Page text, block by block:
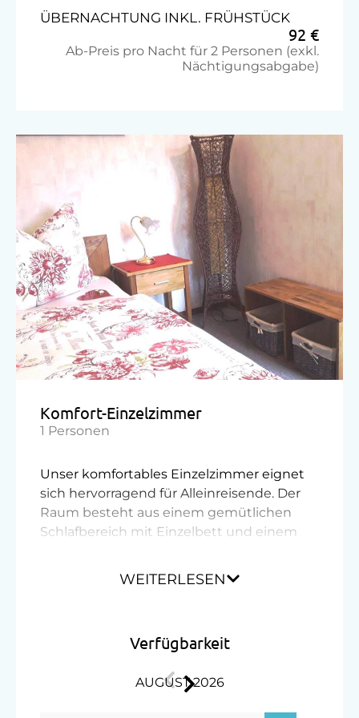
Jogging-Routen
Kegelbahn
Radwege
Wellnessangebote
Pool
ÜBERNACHTUNG INKL. FRÜHSTÜCK
92 €
Ab-Preis pro Nacht für 2 Personen (exkl.
Nächtigungsabgabe)
Komfort-Einzelzimmer
1 Personen
Unser komfortables Einzelzimmer eignet
sich hervorragend für Alleinreisende. Der
Raum besteht aus einem gemütlichen
Schlafbereich mit Einzelbett und einem
WEITERLESEN
Verfügbarkeit
AUGUST 2026